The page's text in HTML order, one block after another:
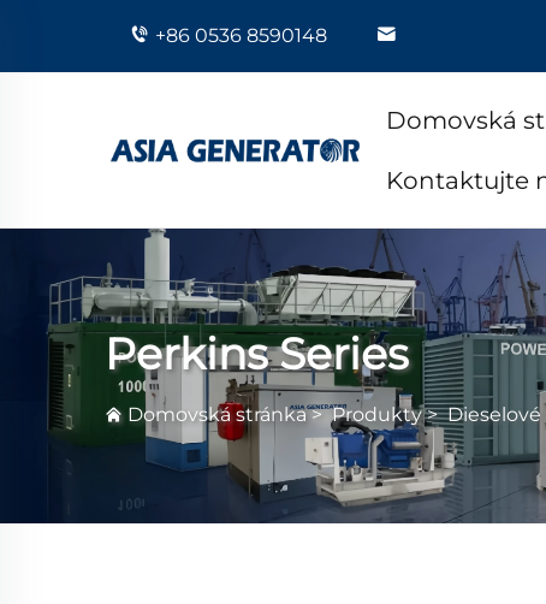
+86 0536 8590148
Domovská
Kontaktujte
Perkins Series
Domovská stránka>Produkty>